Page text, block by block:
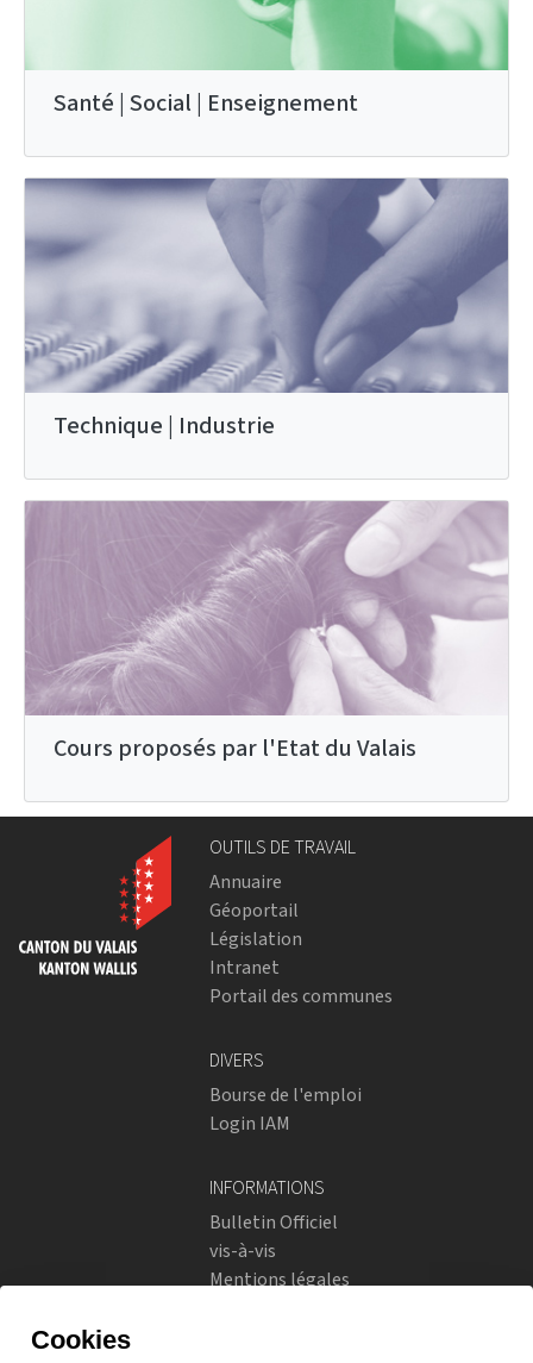
Santé | Social | Enseignement
Technique | Industrie
Cours proposés par l'Etat du Valais
OUTILS DE TRAVAIL
Annuaire
Géoportail
Législation
Intranet
Portail des communes
DIVERS
Bourse de l'emploi
Login IAM
INFORMATIONS
Bulletin Officiel
vis-à-vis
Mentions légales